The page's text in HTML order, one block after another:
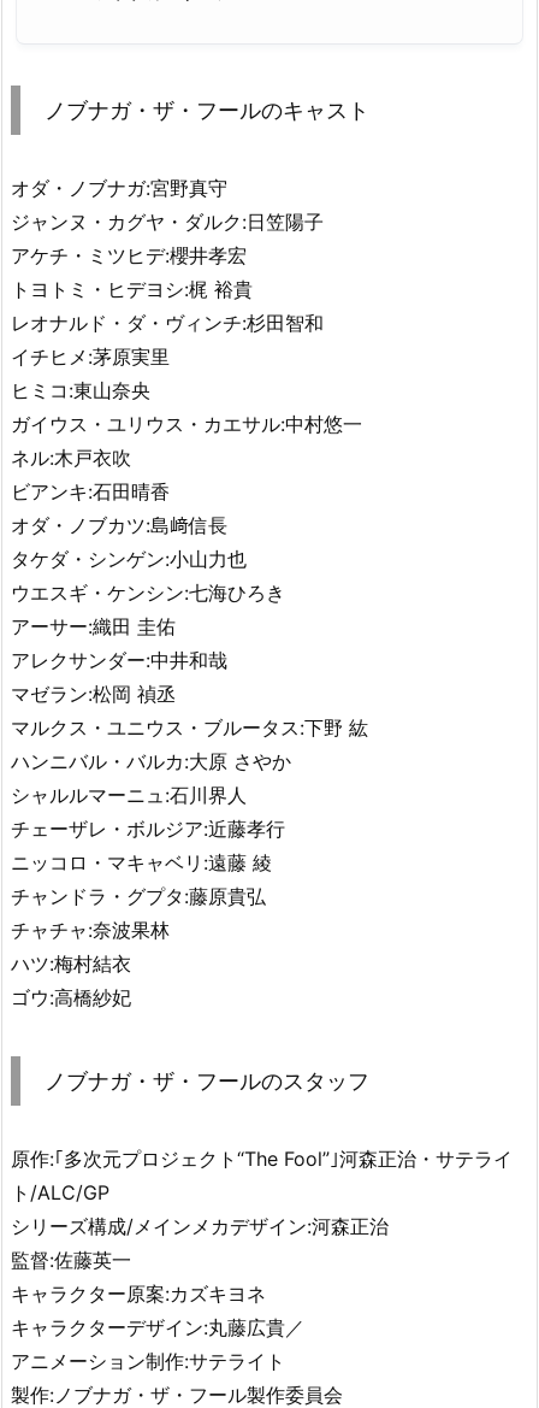
ノブナガ・ザ・フールのキャスト
オダ・ノブナガ:宮野真守
ジャンヌ・カグヤ・ダルク:日笠陽子
アケチ・ミツヒデ:櫻井孝宏
トヨトミ・ヒデヨシ:梶 裕貴
レオナルド・ダ・ヴィンチ:杉田智和
イチヒメ:茅原実里
ヒミコ:東山奈央
ガイウス・ユリウス・カエサル:中村悠一
ネル:木戸衣吹
ビアンキ:石田晴香
オダ・ノブカツ:島﨑信長
タケダ・シンゲン:小山力也
ウエスギ・ケンシン:七海ひろき
アーサー:織田 圭佑
アレクサンダー:中井和哉
マゼラン:松岡 禎丞
マルクス・ユニウス・ブルータス:下野 紘
ハンニバル・バルカ:大原 さやか
シャルルマーニュ:石川界人
チェーザレ・ボルジア:近藤孝行
ニッコロ・マキャベリ:遠藤 綾
チャンドラ・グプタ:藤原貴弘
チャチャ:奈波果林
ハツ:梅村結衣
ゴウ:高橋紗妃
ノブナガ・ザ・フールのスタッフ
原作:｢多次元プロジェクト“The Fool”｣河森正治・サテライ
ト/ALC/GP
シリーズ構成/メインメカデザイン:河森正治
監督:佐藤英一
キャラクター原案:カズキヨネ
キャラクターデザイン:丸藤広貴／
アニメーション制作:サテライト
製作:ノブナガ・ザ・フール製作委員会